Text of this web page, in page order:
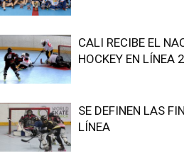
CALI RECIBE EL
HOCKEY EN LÍNEA
SE DEFINEN LAS
LÍNEA